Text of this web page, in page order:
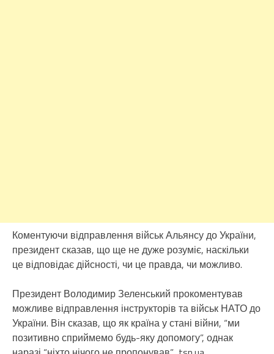
Коментуючи відправлення військ Альянсу до України,
президент сказав, що ще не дуже розуміє, наскільки
це відповідає дійсності, чи це правда, чи можливо.
Президент Володимир Зеленський прокоментував
можливе відправлення інструкторів та військ НАТО до
України. Він сказав, що як країна у стані війни, “ми
позитивно сприймемо будь-яку допомогу”, однак